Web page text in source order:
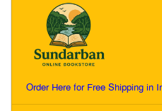
Order Here for Free Shipping in